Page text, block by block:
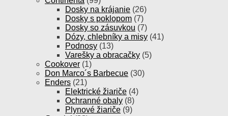
Dosky na krájanie (26)
Dosky s poklopom (7)
Dosky so zásuvkou (7)
Dózy, chlebníky a misy (41)
Podnosy (13)
Varešky a obracačky (5)
Cookover (1)
Don Marco´s Barbecue (30)
Enders (21)
Elektrické žiariče (4)
Ochranné obaly (8)
Plynové žiariče (9)